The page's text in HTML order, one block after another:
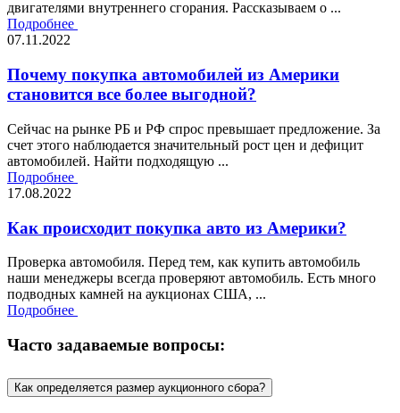
двигателями внутреннего сгорания. Рассказываем о ...
Подробнее
07.11.2022
Почему покупка автомобилей из Америки
становится все более выгодной?
Сейчас на рынке РБ и РФ спрос превышает предложение. За
счет этого наблюдается значительный рост цен и дефицит
автомобилей. Найти подходящую ...
Подробнее
17.08.2022
Как происходит покупка авто из Америки?
Проверка автомобиля. Перед тем, как купить автомобиль
наши менеджеры всегда проверяют автомобиль. Есть много
подводных камней на аукционах США, ...
Подробнее
Часто задаваемые вопросы:
Как определяется размер аукционного сбора?